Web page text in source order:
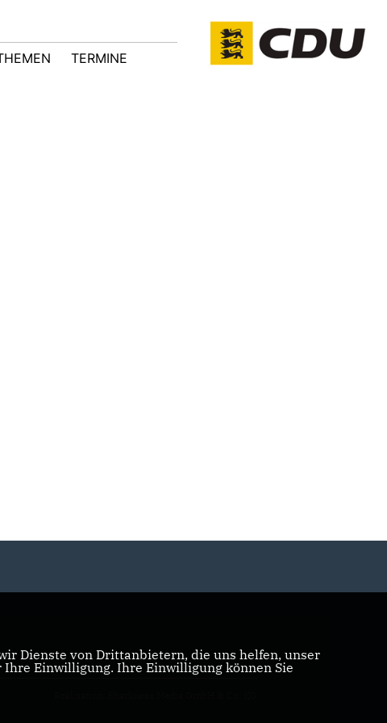
TERMINE
Dienste von Drittanbietern, die uns helfen, unser
Einwilligung. Ihre Einwilligung können Sie